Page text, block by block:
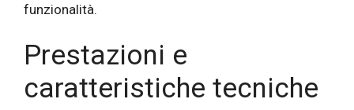
funzionalità.
Prestazioni e
caratteristiche tecniche